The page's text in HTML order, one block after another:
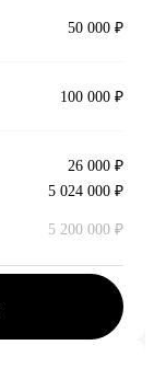
50 000 ₽
100 000 ₽
26 000 ₽
5 024 000 ₽
5 200 000 ₽